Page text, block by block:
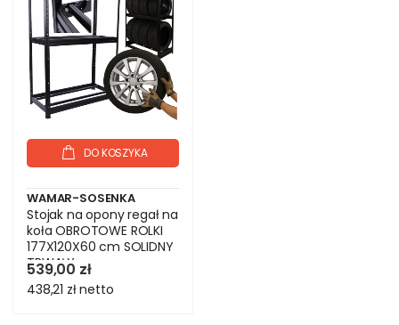
DO KOSZYKA
WAMAR-SOSENKA
Stojak na opony regał na
koła OBROTOWE ROLKI
177X120X60 cm SOLIDNY
TRWAŁY
539,00 zł
438,21 złnetto